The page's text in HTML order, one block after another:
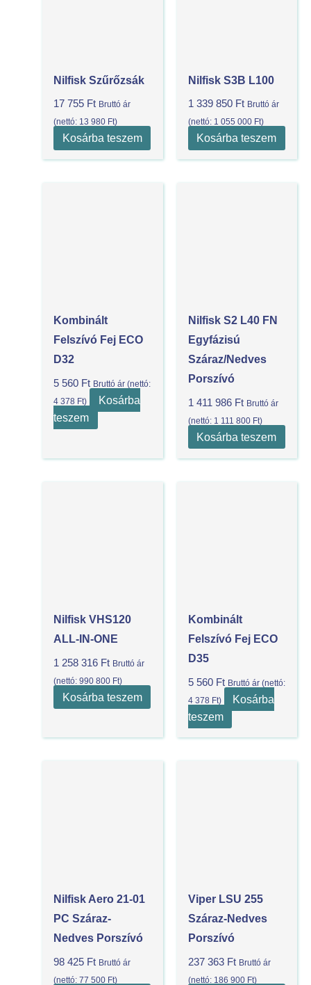
Nilfisk Szűrőzsák
17 755 Ft Bruttó ár
(nettó: 13 980 Ft)
Kosárba teszem
Nilfisk S3B L100
1 339 850 Ft Bruttó ár
(nettó: 1 055 000 Ft)
Kosárba teszem
Kombinált
Felszívó Fej ECO
D32
5 560 Ft Bruttó ár (nettó:
4 378 Ft)
Kosárba
teszem
Nilfisk S2 L40 FN
Egyfázisú
Száraz/nedves
Porszívó
1 411 986 Ft Bruttó ár
(nettó: 1 111 800 Ft)
Kosárba teszem
Nilfisk VHS120
ALL-IN-ONE
1 258 316 Ft Bruttó ár
(nettó:990 800 Ft)
Kosárba teszem
Kombinált
Felszívó Fej ECO
D35
5 560 Ft Bruttó ár (nettó:
4 378 Ft)
Kosárba
teszem
Nilfisk Aero 21-01
PC Száraz-
Nedves Porszívó
98 425 Ft Bruttó ár
(nettó:77 500 Ft)
Viper LSU 255
Száraz-Nedves
Porszívó
237 363 Ft Bruttó ár
(nettó: 186 900 Ft)